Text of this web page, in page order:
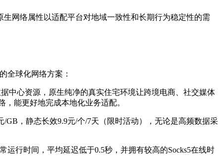
网络属性以适配平台对地域一致性和长期行为稳定性的需
全球化网络方案：
中心资源，原生纯净的真实住宅环境让跨境电商、社交媒体
能更好地完成本地化业务适配。
，静态长效9.9元/个/7天（限时活动），无论是高频数据采
行时间，平均延迟低于0.5秒，并拥有较高的Socks5在线时